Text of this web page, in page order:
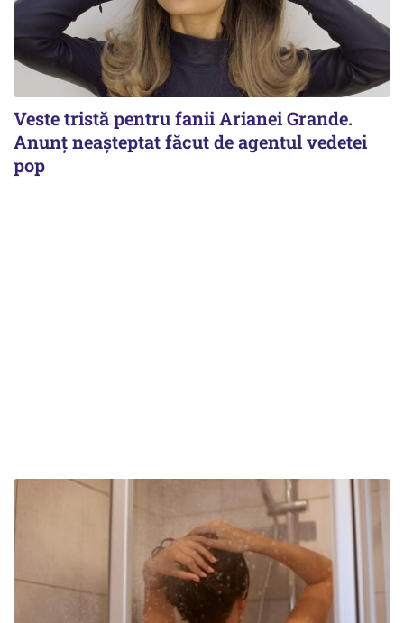
Veste tristă pentru fanii Arianei Grande.
Anunț neașteptat făcut de agentul vedetei
pop